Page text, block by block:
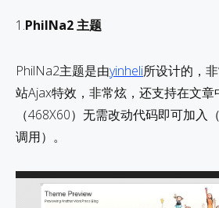
1.PhilNa2 主题
PhilNa2主题是由yinheli所设计的，
站Ajax特效，非常炫，还支持在文章
（468X60）无需改动代码即可加入
调用）。